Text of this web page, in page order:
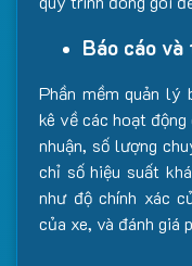
Báo cáo và
Phần mềm quản lý
kê về các hoạt
nhuận, số lượng
chỉ số hiệu suất
như độ chính xác
của xe, và đánh giá